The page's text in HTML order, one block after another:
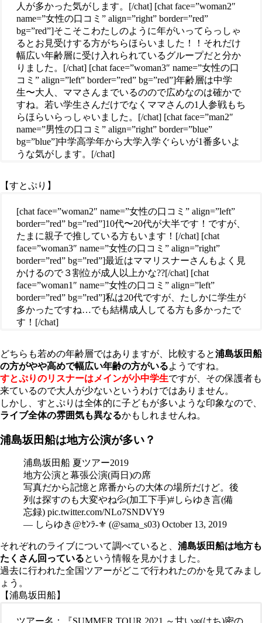
人が多かった気がします。[/chat] [chat face=”woman2″
name=”女性の口コミ” align=”right” border=”red”
bg=”red”]そこそこわたしのように年がいってらっしゃ
るとお見受けする方がちらほらいました！！それだけ
幅広い年齢層に受け入れられているグループだと分か
りました。[/chat] [chat face=”woman3″ name=”女性の口
コミ” align=”left” border=”red” bg=”red”]年齢層は中学
生〜大人、ママさんまでいるのので広めなのは確かで
すね。若い学生さんだけでなくママさんの1人参戦もち
らほらいらっしゃいました。[/chat] [chat face=”man2″
name=”男性の口コミ” align=”right” border=”blue”
bg=”blue”]中学高学年から大学入学ぐらいが1番多いよ
うな気がします。[/chat]
【すとぷり】
[chat face=”woman2″ name=”女性の口コミ” align=”left”
border=”red” bg=”red”]10代〜20代が大半です！ですが、
たまに親子で推している方もいます！[/chat] [chat
face=”woman3″ name=”女性の口コミ” align=”right”
border=”red” bg=”red”]最近はママリスナーさんもよく見
かけるので３割位が成人以上かな??[/chat] [chat
face=”woman1″ name=”女性の口コミ” align=”left”
border=”red” bg=”red”]私は20代ですが、たしかに学生が
多かったですね…でも結構成人してる方も多かったで
す！[/chat]
どちらも若めの年齢層ではありますが、比較すると浦島坂田船
の方がやや高めで幅広い年齢の方がいるようですね。
すとぷりのリスナーはメインが小中学生ですが、その保護者も
来ているので大人が少ないというわけではありません。
しかし、すとぷりは全体的に子どもが多いような印象なので、
ライブ全体の雰囲気も異なるかもしれませんね。
浦島坂田船は地方公演が多い？
浦島坂田船 夏ツアー2019
地方公演と幕張公演(両日)の席
写真だから記憶と席番からの大体の場所だけど。後
列は探すのも大変やね💦(加工下手)#しらゆき言(備
忘録) pic.twitter.com/NLo7SNDVY9
— しらゆき@ｾﾝﾗ-⚜️ (@sama_s03) October 13, 2019
それぞれのライブについて調べていると、 浦島坂田船は地方も
たくさん回っているという情報を見かけました。
過去に行われた全国ツアーがどこで行われたのかを見てみまし
ょう。
【浦島坂田船】